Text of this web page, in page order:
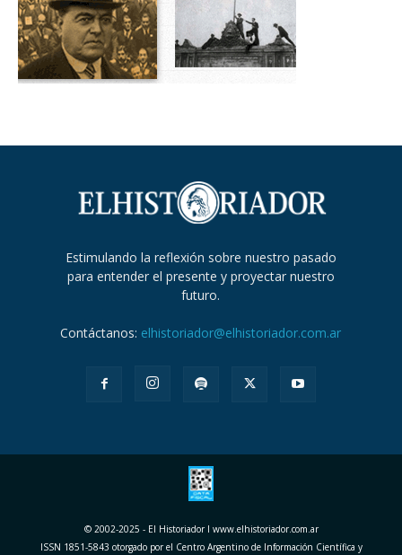
Estimulando la reflexión sobre nuestro pasado
para entender el presente y proyectar nuestro
futuro.
Contáctanos: elhistoriador@elhistoriador.com.ar
© 2002-2025 - El Historiador I www.elhistoriador.com.ar
ISSN 1851-5843 otorgado por el Centro Argentino de Información Científica y